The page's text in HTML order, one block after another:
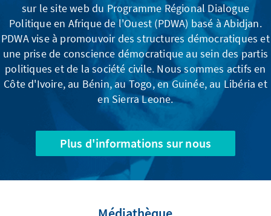
sur le site web du Programme Régional Dialogue
Politique en Afrique de l'Ouest (PDWA) basé à Abidjan.
PDWA vise à promouvoir des structures démocratiques et
une prise de conscience démocratique au sein des partis
politiques et de la société civile. Nous sommes actifs en
Côte d'Ivoire, au Bénin, au Togo, en Guinée, au Libéria et
en Sierra Leone.
Plus d'informations sur nous